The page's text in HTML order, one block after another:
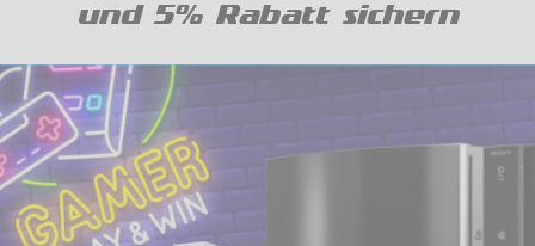
und 5% Rabatt sichern